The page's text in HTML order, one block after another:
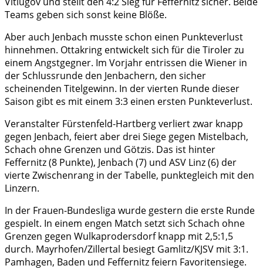
Teams geben sich sonst keine Blöße.
Aber auch Jenbach musste schon einen Punkteverlust
hinnehmen. Ottakring entwickelt sich für die Tiroler zu
einem Angstgegner. Im Vorjahr entrissen die Wiener in
der Schlussrunde den Jenbachern, den sicher
scheinenden Titelgewinn. In der vierten Runde dieser
Saison gibt es mit einem 3:3 einen ersten Punkteverlust.
Veranstalter Fürstenfeld-Hartberg verliert zwar knapp
gegen Jenbach, feiert aber drei Siege gegen Mistelbach,
Schach ohne Grenzen und Götzis. Das ist hinter
Feffernitz (8 Punkte), Jenbach (7) und ASV Linz (6) der
vierte Zwischenrang in der Tabelle, punktegleich mit den
Linzern.
In der Frauen-Bundesliga wurde gestern die erste Runde
gespielt. In einem engen Match setzt sich Schach ohne
Grenzen gegen Wulkaprodersdorf knapp mit 2,5:1,5
durch. Mayrhofen/Zillertal besiegt Gamlitz/KJSV mit 3:1.
Pamhagen, Baden und Feffernitz feiern Favoritensiege.